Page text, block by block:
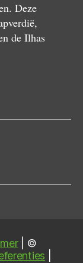
Deze
de Ilhas
| ©